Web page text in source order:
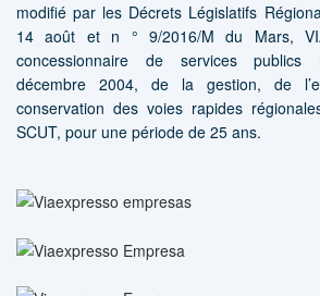
modifié par les Décrets Législatifs
14 août et n ° 9/2016/M du Mars,
concessionnaire de services publics
décembre 2004, de la gestion, de
conservation des voies rapides
SCUT, pour une période de 25 ans.